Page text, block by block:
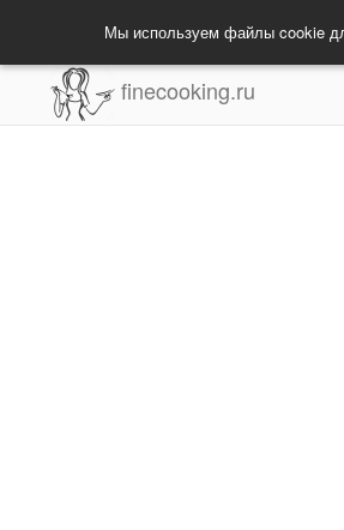
Мы используем файлы cookie
finecooking.ru